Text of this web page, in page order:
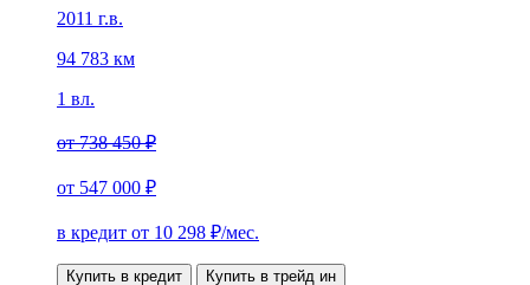
2011 г.в.
94 783 км
1 вл.
от738 450 ₽
от 547 000 ₽
в кредит от 10 298 ₽/мес.
Купить в кредит Купить в трейд ин